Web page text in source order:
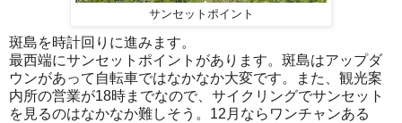
サンセットポイント
斑島を時計回りに進みます。
最西端にサンセットポイントがあります。斑島はアップダ
ウンがあって自転車ではなかなか大変です。また、観光案
内所の営業が18時までなので、サイクリングでサンセット
を見るのはなかなか難しそう。12月ならワンチャンある